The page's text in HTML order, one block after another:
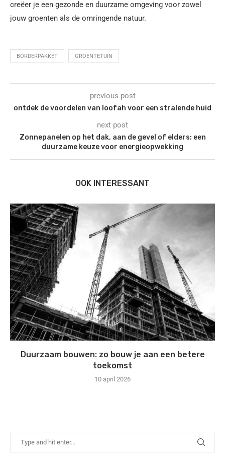
creëer je een gezonde en duurzame omgeving voor zowel
jouw groenten als de omringende natuur.
BORDERPAKKET GROENTETUIN
previous post
ontdek de voordelen van loofah voor een stralende huid
next post
Zonnepanelen op het dak, aan de gevel of elders: een
duurzame keuze voor energieopwekking
OOK INTERESSANT
Duurzaam bouwen: zo bouw je aan een betere
toekomst
10 april 2026